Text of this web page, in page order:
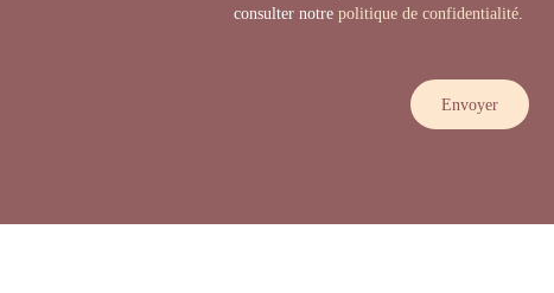
consulter notre politique de confidentialité
Envoyer